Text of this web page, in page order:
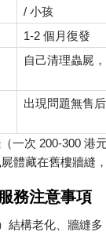
/ 小孩
1-2 個月復發
自己清理蟲屍
出現問題無售后
一次 200-300 港
體藏在舊樓牆縫
務注意事項
結構老化、牆縫